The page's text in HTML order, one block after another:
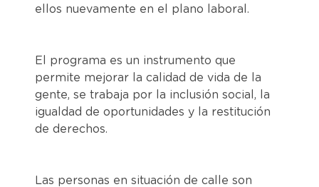
ellos nuevamente en el plano laboral.
El programa es un instrumento que
permite mejorar la calidad de vida de la
gente, se trabaja por la inclusión social, la
igualdad de oportunidades y la restitución
de derechos.
Las personas en situación de calle son